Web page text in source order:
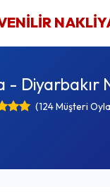
- Diyarbakır
(124 Müşteri